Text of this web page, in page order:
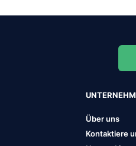
Über uns
Kontaktiere